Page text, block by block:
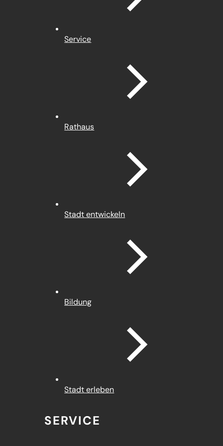
Service
Rathaus
Stadt entwickeln
Bildung
Stadt erleben
SERVICE